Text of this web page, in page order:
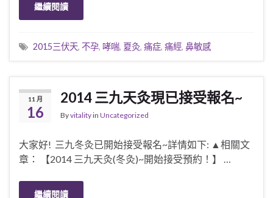
繼續閱讀
2015三伏天, 不孕, 哮喘, 夏灸, 痛症, 痛經, 鼻敏感
11 月
16
2014 三九天灸現已接受報名~
Byvitalityin Uncategorized
大家好! 三九冬灸已開始接受報名~詳情如下: ▲相關文
章： 【2014 三九天灸(冬灸)~開始接受預約！】 …
繼續閱讀